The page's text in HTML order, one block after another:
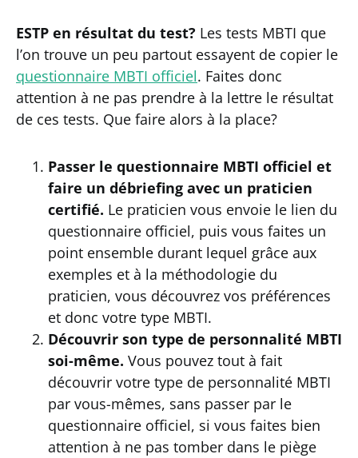
ESTP en résultat du test? Les tests MBTI que
l’on trouve un peu partout essayent de copier le
questionnaire MBTI officiel. Faites donc
attention à ne pas prendre à la lettre le résultat
de ces tests. Que faire alors à la place?
Passer le questionnaire MBTI officiel et
faire un débriefing avec un praticien
certifié. Le praticien vous envoie le lien du
questionnaire officiel, puis vous faites un
point ensemble durant lequel grâce aux
exemples et à la méthodologie du
praticien, vous découvrez vos préférences
et donc votre type MBTI.
Découvrir son type de personnalité MBTI
soi-même. Vous pouvez tout à fait
découvrir votre type de personnalité MBTI
par vous-mêmes, sans passer par le
questionnaire officiel, si vous faites bien
attention à ne pas tomber dans le piège